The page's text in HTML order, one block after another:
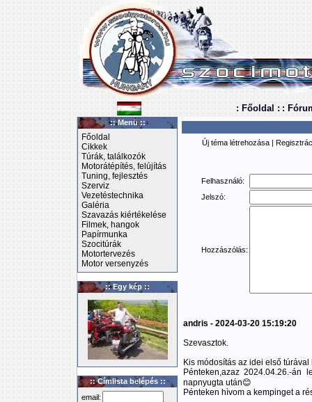
: Főoldal : :
:: Menü ::
Főoldal
Cikkek
Túrák, találkozók
Motorátépítés, felújítás
Tuning, fejlesztés
Szerviz
Vezetéstechnika
Galéria
Szavazás kiértékelése
Filmek, hangok
Papírmunka
Szocitúrák
Motortervezés
Motor versenyzés
:: Egy kép ::
:: Címlista belépés ::
email:
Új téma létrehozása |
Felhasználó:
Jelszó:
Hozzászólás:
andris - 2024-03-20 15:19:20
Szevasztok.
Kis módosítás az idei első
Pénteken,azaz 2024.04.26.-án
napnyugta után😊
Pénteken hìvom a kempinget a